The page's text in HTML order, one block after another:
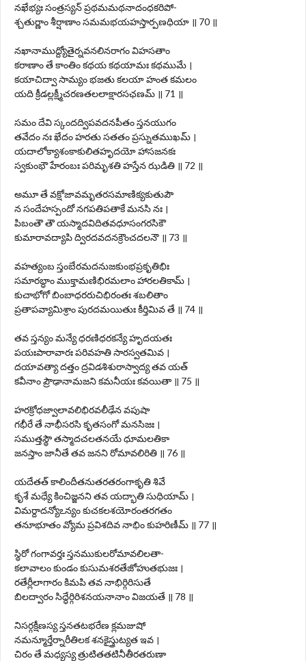
నఖేభ్యః సంత్రస్యన్ ప్రథమమథనాదంధకరిపో-
శ్చతుర్ణాం శీర్షాణాం సమమభయహస్తార్పణధియా ॥ 70 ॥
నఖానాముద్ద్యోతైర్నవనలినరాగం విహసతాం
కరాణాం తే కాంతిం కథయ కథయామః కథముమే ।
కయాచిద్వా సామ్యం భజతు కలయా హంత కమలం
యది క్రీడల్లక్ష్మీచరణతలలాక్షారసఛణమ్ ॥ 71 ॥
సమం దేవి స్కందద్విపవదనపీతం స్తనయుగం
తవేదం నః ఖేదం హరతు సతతం ప్రస్నుతముఖమ్ ।
యదాలోక్యాశంకాకులితహృదయో హాసజనకః
స్వకుంభౌ హేరంబః పరిమృశతి హస్తేన ఝడితి ॥ 72 ॥
అమూ తే వక్షోజావమృతరసమాణిక్యకుతుపౌ
న సందేహస్పందో నగపతిపతాకే మనసి నః ।
పిబంతౌ తౌ యస్మాదవిదితవధూసంగరసికౌ
కుమారావద్యాపి ద్విరదవదనక్రౌంచదలనౌ ॥ 73 ॥
వహత్యంబ స్తంబేరమదనుజకుంభప్రకృతిభిః
సమారబ్ధాం ముక్తామణిభిరమలాం హారలతికామ్ ।
కుచాభోగో బింబాధరరుచిభిరంతః శబలితాం
ప్రతాపవ్యామిశ్రాం పురదమయితుః కీర్తిమివ తే ॥ 74 ॥
తవ స్తన్యం మన్యే ధరణిధరకన్యే హృదయతః
పయఃపారావారః పరివహతి సారస్వతమివ ।
దయావత్యా దత్తం ద్రవిడశిశురాస్వాద్య తవ యత్
కవీనాం ప్రౌఢానామజని కమనీయః కవయితా ॥ 75 ॥
హరక్రోధజ్వాలావలిభిరవలీఢేన వపుషా
గభీరే తే నాభీసరసి కృతసంగో మనసిజః ।
సముత్తస్థౌ తస్మాదచలతనయే ధూమలతికా
జనస్తాం జానీతే తవ జనని రోమావలిరితి ॥ 76 ॥
యదేతత్ కాలిందీతనుతరతరంగాకృతి శివే
కృశే మధ్యే కించిజ్జనని తవ యద్భాతి సుధియామ్ ।
విమర్దాదన్యోఽన్యం కుచకలశయోరంతరగతం
తనూభూతం వ్యోమ ప్రవిశదివ నాభిం కుహరిణీమ్ ॥ 77 ॥
స్థిరో గంగావర్తః స్తనముకులరోమావలిలతా-
కలావాలం కుండం కుసుమశరతేజోహుతభుజః ।
రతేర్లీలాగారం కిమపి తవ నాభిర్గిరిసుతే
బిలద్వారం సిద్ధేర్గిరిశనయనానాం విజయతే ॥ 78 ॥
నిసర్గక్షీణస్య స్తనతటభరేణ క్లమజుషో
నమన్మూర్తేర్నారీతిలక శనకైస్త్రుట్యత ఇవ ।
చిరం తే మధ్యస్య త్రుటితతటినీతీరతరుణా